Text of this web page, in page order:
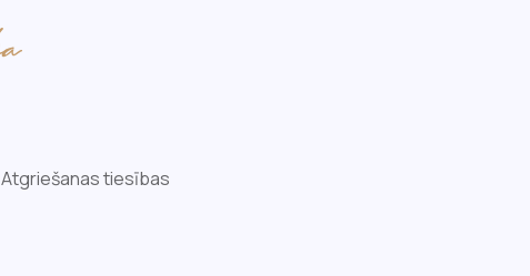
Atgriešanas tiesības